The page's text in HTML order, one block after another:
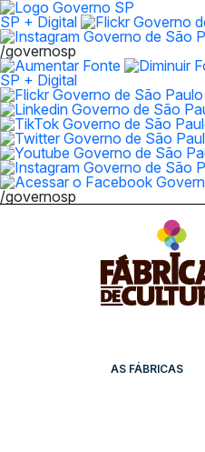
SP + Digital
/governosp
SP + Digital
/governosp
AS FÁBRICAS